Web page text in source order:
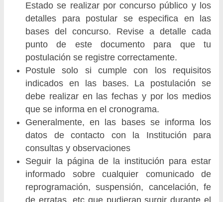
Estado se realizar por concurso público y los
detalles para postular se especifica en las
bases del concurso. Revise a detalle cada
punto de este documento para que tu
postulación se registre correctamente.
Postule solo si cumple con los requisitos
indicados en las bases. La postulación se
debe realizar en las fechas y por los medios
que se informa en el cronograma.
Generalmente, en las bases se informa los
datos de contacto con la Institución para
consultas y observaciones
Seguir la página de la institución para estar
informado sobre cualquier comunicado de
reprogramación, suspensión, cancelación, fe